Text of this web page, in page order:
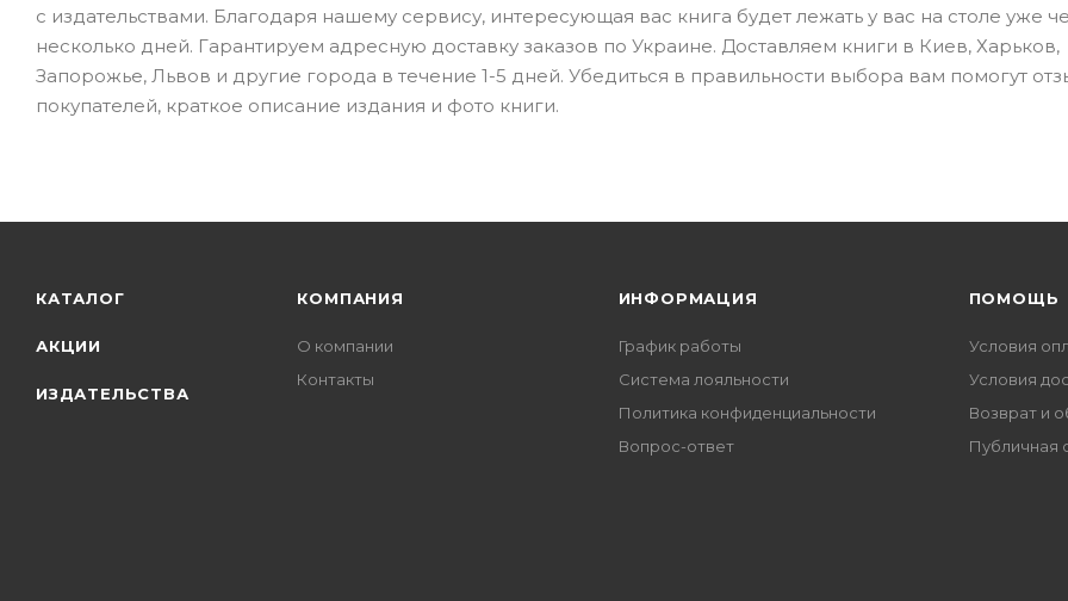
с издательствами. Благодаря нашему сервису, интересующая вас книга будет лежать у вас на столе уже
несколько дней. Гарантируем адресную доставку заказов по Украине. Доставляем книги в Киев, Харьков,
Запорожье, Львов и другие города в течение 1-5 дней. Убедиться в правильности выбора вам помогут
покупателей, краткое описание издания и фото книги.
КАТАЛОГ
АКЦИИ
ИЗДАТЕЛЬСТВА
КОМПАНИЯ
О компании
Контакты
ИНФОРМАЦИЯ
График работы
Система лояльности
Политика конфиденциальности
Вопрос-ответ
ПОМОЩЬ
Условия
Условия
Возврат и
Публичная